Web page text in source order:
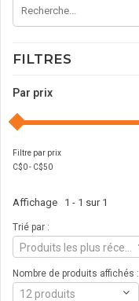
FILTRES
Par prix
Filtre par prix
C$0- C$50
Affichage 1 - 1 sur 1
Trié par :
Nombre de produits affichés :
12 produits